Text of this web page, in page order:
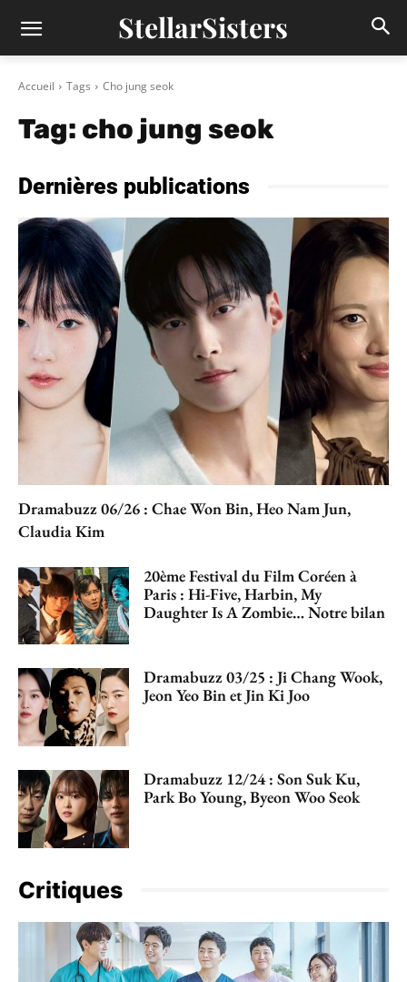
StellarSisters
Accueil Tags Cho jung seok
Tag: cho jung seok
Dernières publications
Dramabuzz 06/26 : Chae Won Bin, Heo Nam Jun,
Claudia Kim
20ème Festival du Film Coréen à
Paris : Hi-Five, Harbin, My
Daughter Is A Zombie… Notre bilan
Dramabuzz 03/25 : Ji Chang Wook,
Jeon Yeo Bin et Jin Ki Joo
Dramabuzz 12/24 : Son Suk Ku,
Park Bo Young, Byeon Woo Seok
Critiques